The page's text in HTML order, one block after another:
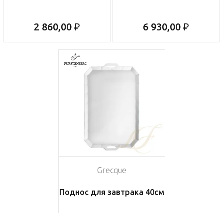
2 860,00 ₽ 6 930,00 ₽
Grecque
Поднос для завтрака 40см